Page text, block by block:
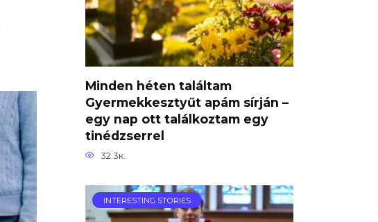
Minden héten találtam
Gyermekkesztyűt apám sírján –
egy nap ott találkoztam egy
tinédzserrel
32.3к.
INTERESTING STORIES